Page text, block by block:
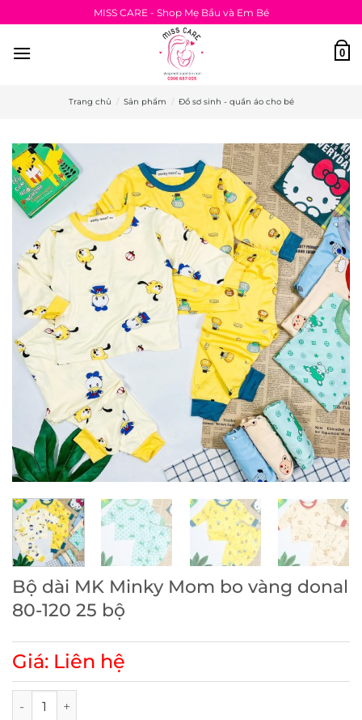
qua
nội
MISS CARE - Shop Mẹ Bầu và Em Bé
0
Trang chủ / Sản phẩm / Đồ sơ sinh - quần áo cho bé
Bộ dài MK Minky Mom bo vàng donal
80-120 25 bộ
Giá: Liên hệ
Bộ dài MK Minky Mom bo vàng donal 80-120 25 bộ số lượng